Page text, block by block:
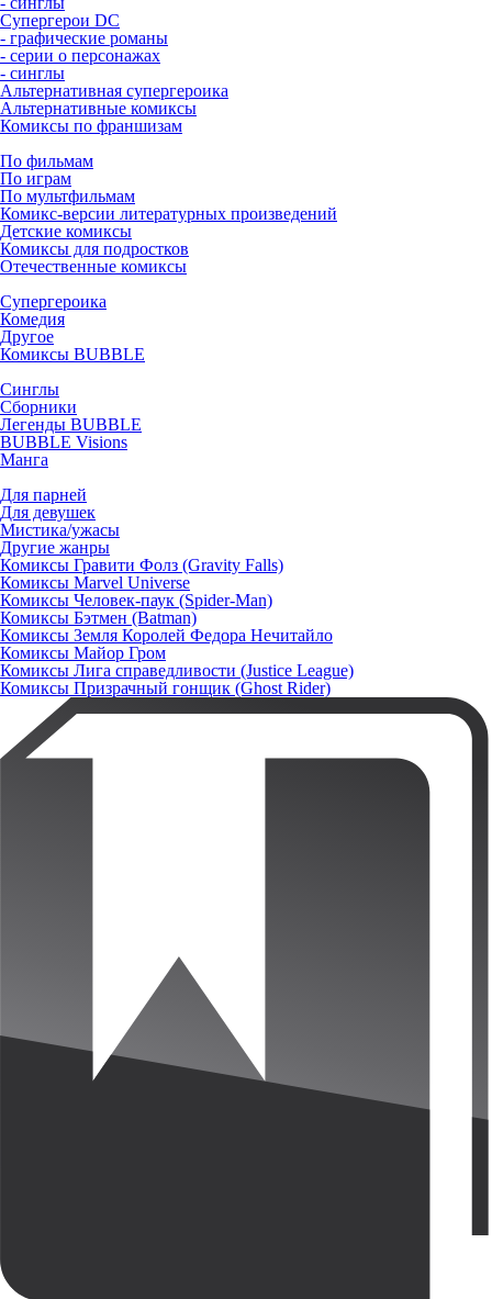
Супергерои DC
- графические романы
- серии о персонажах
- синглы
Альтернативная супергероика
Альтернативные комиксы
Комиксы по франшизам
По фильмам
По играм
По мультфильмам
Комикс-версии литературных произведений
Детские комиксы
Комиксы для подростков
Отечественные комиксы
Супергероика
Комедия
Другое
Комиксы BUBBLE
Синглы
Сборники
Легенды BUBBLE
BUBBLE Visions
Манга
Для парней
Для девушек
Мистика/ужасы
Другие жанры
Комиксы Гравити Фолз (Gravity Falls)
Комиксы Marvel Universe
Комиксы Человек-паук (Spider-Man)
Комиксы Бэтмен (Batman)
Комиксы Земля Королей Федора Нечитайло
Комиксы Майор Гром
Комиксы Лига справедливости (Justice League)
Комиксы Призрачный гонщик (Ghost Rider)